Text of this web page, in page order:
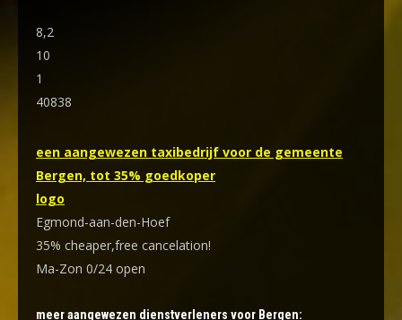
8,2
10
1
40838
een aangewezen taxibedrijf voor de gemeente
Bergen, tot 35% goedkoper
logo
Egmond-aan-den-Hoef
35% cheaper,free cancelation!
Ma-Zon 0/24 open
meer aangewezen dienstverleners voor Bergen: